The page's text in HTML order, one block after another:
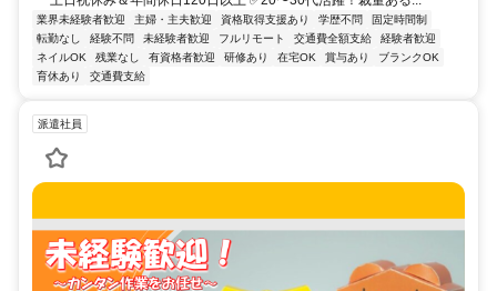
業界未経験者歓迎 主婦・主夫歓迎 資格取得支援あり 学歴不問
固定時間制
転勤なし
経験不問 未経験者歓迎 フルリモート 交通費全額支給
経験者歓迎
ネイルOK
残業なし 有資格者歓迎 研修あり 在宅OK 賞与あり
ブランクOK
育休あり
交通費支給
派遣社員